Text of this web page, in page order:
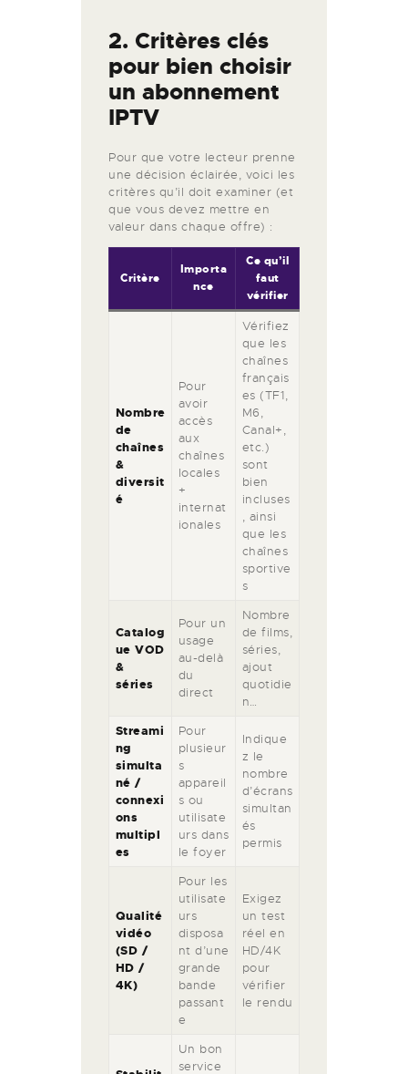
2. Critères clés
pour bien choisir
un abonnement
IPTV
Pour que votre lecteur prenne
une décision éclairée, voici les
critères qu’il doit examiner (et
que vous devez mettre en
valeur dans chaque offre) :
Critère
Importa
nce
Ce qu’il
faut
vérifier
Nombre
de
chaînes
&
diversit
é
Pour
avoir
accès
aux
chaînes
locales
+
internat
ionales
Vérifiez
que les
chaînes
français
es (TF1,
M6,
Canal+,
etc.)
sont
bien
incluses
, ainsi
que les
chaînes
sportive
s
Catalog
ue VOD
&
séries
Pour un
usage
au-delà
du
direct
Nombre
de films,
séries,
ajout
quotidie
n…
Streami
ng
simulta
né /
connexi
ons
multipl
es
Pour
plusieur
s
appareil
s ou
utilisate
urs dans
le foyer
Indique
z le
nombre
d’écrans
simultan
és
permis
Qualité
vidéo
(SD /
HD /
4K)
Pour les
utilisate
urs
disposa
nt d’une
grande
bande
passant
e
Exigez
un test
réel en
HD/4K
pour
vérifier
le rendu
Un bon
service